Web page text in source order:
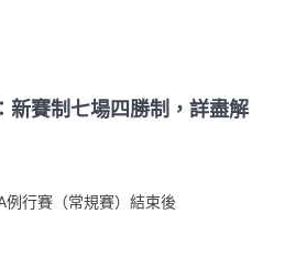
賽制七場四勝制，詳盡解
行賽（常規賽）結束後